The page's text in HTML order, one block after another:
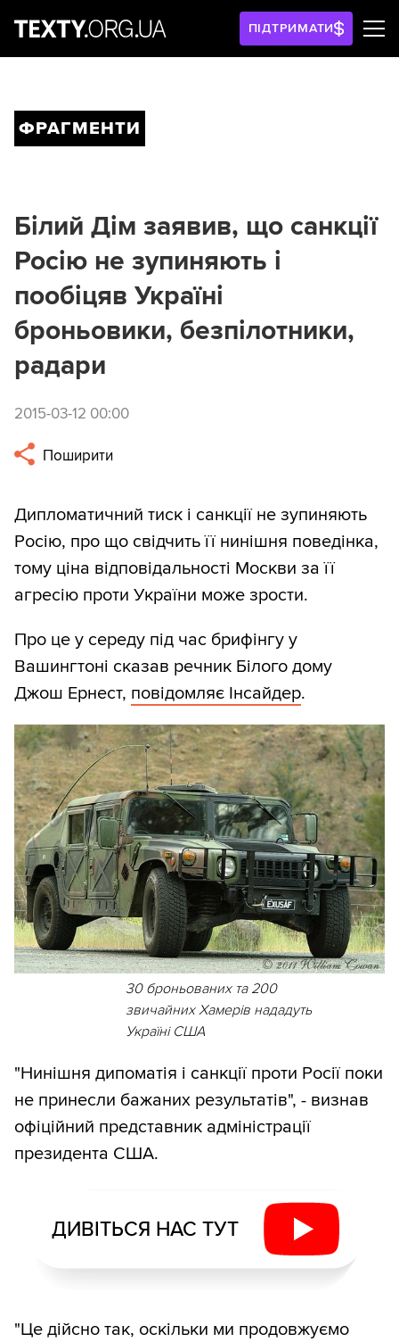
ПІДТРИМАТИ
ФРАГМЕНТИ
Білий Дім заявив, що санкції
Росію не зупиняють і
пообіцяв Україні
броньовики, безпілотники,
радари
2015-03-12 00:00
Поширити
Дипломатичний тиск і санкції не зупиняють
Росію, про що свідчить її нинішня поведінка,
тому ціна відповідальності Москви за її
агресію проти України може зрости.
Про це у середу під час брифінгу у
Вашингтоні сказав речник Білого дому
Джош Ернест, повідомляє Інсайдер.
30 броньованих та 200
звичайних Хамерів нададуть
Україні США
"Нинішня дипоматія і санкції проти Росії поки
не принесли бажаних результатів", - визнав
офіційний представник адміністрації
президента США.
ДИВІТЬСЯ НАС ТУТ
"Це дійсно так, оскільки ми продовжуємо